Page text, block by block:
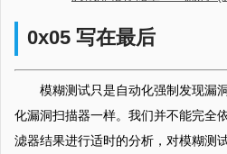
0x05 写在最后
模糊测试只是自动化强制发现漏
化漏洞扫描器一样。我们并不能完全
滤器结果进行适时的分析，对模糊测